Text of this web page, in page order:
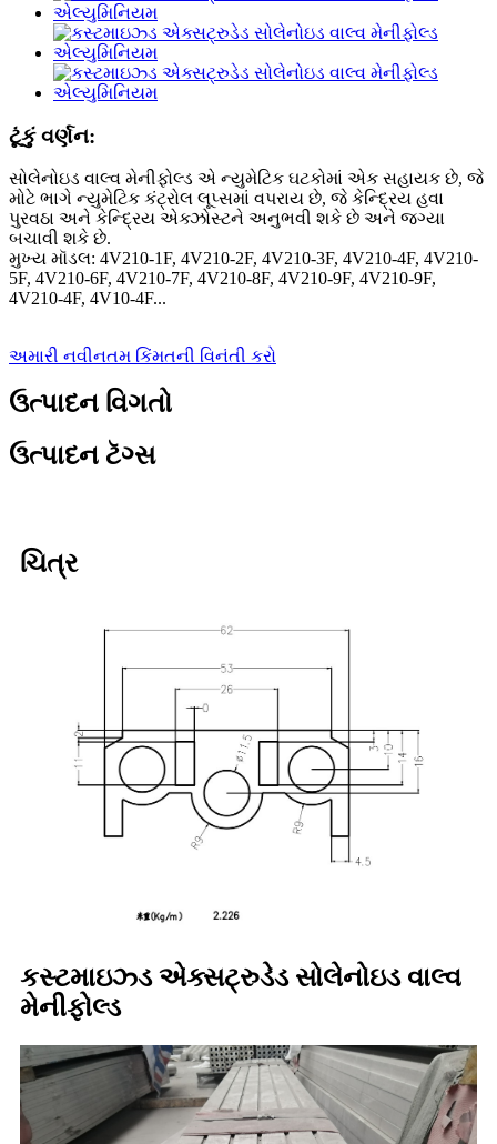
ટૂંકું વર્ણન:
સોલેનોઇડ વાલ્વ મેનીફોલ્ડ એ ન્યુમેટિક ઘટકોમાં એક સહાયક છે, જે
મોટે ભાગે ન્યુમેટિક કંટ્રોલ લૂપ્સમાં વપરાય છે, જે કેન્દ્રિય હવા
પુરવઠા અને કેન્દ્રિય એક્ઝોસ્ટને અનુભવી શકે છે અને જગ્યા
બચાવી શકે છે.
મુખ્ય મૉડલ: 4V210-1F, 4V210-2F, 4V210-3F, 4V210-4F, 4V210-
5F, 4V210-6F, 4V210-7F, 4V210-8F, 4V210-9F, 4V210-9F,
4V210-4F, 4V10-4F...
અમારી નવીનતમ કિંમતની વિનંતી કરો
ઉત્પાદન વિગતો
ઉત્પાદન ટૅગ્સ
ચિત્ર
કસ્ટમાઇઝ્ડ એક્સટ્રુડેડ સોલેનોઇડ વાલ્વ
મેનીફોલ્ડ